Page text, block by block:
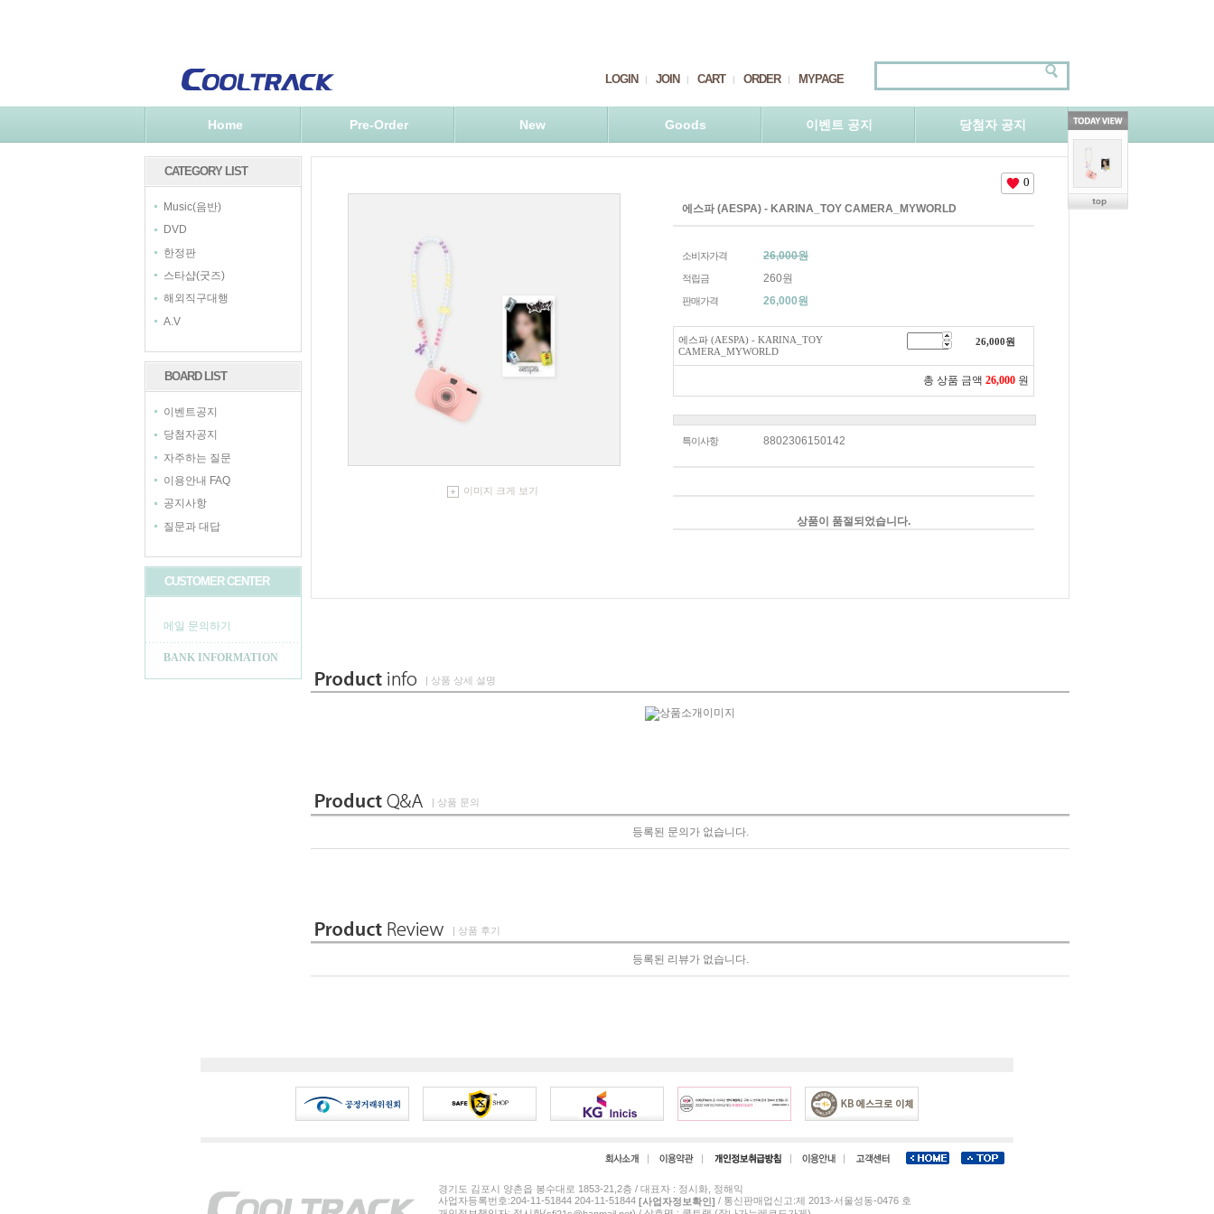
LOGIN JOIN CART ORDER MYPAGE
Home Pre-Order New Goods 이벤트 공지 당첨자 공지
CATEGORY LIST
Music(음반)
DVD
한정판
스타샵(굿즈)
해외직구대행
A.V
BOARD LIST
이벤트공지
당첨자공지
자주하는 질문
이용안내 FAQ
공지사항
질문과 대답
CUSTOMER CENTER
메일 문의하기
BANK INFORMATION
이미지 크게 보기
0
에스파 (AESPA) - KARINA_TOY CAMERA_MYWORLD
소비자가격 26,000원
적립금 260원
판매가격 26,000원
에스파 (AESPA) - KARINA_TOY
CAMERA_MYWORLD
26,000원
총 상품 금액 26,000 원
특이사항 8802306150142
상품이 품절되었습니다.
| 상품 상세 설명
| 상품 문의
등록된 문의가 없습니다.
| 상품 후기
등록된 리뷰가 없습니다.
경기도 김포시 양촌읍 봉수대로 1853-21,2층 / 대표자 : 정시화, 정해익
사업자등록번호:204-11-51844 204-11-51844 [사업자정보확인] / 통신판매업신고:제 2013-서울성동-0476 호